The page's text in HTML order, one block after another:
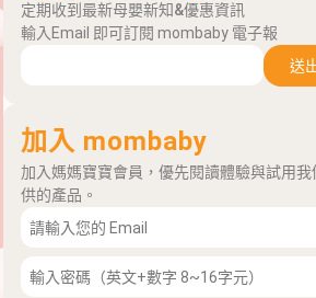
定期收到最新母嬰新知&優惠資訊
輸入Email 即可訂閱 mombaby 電子報
送
加入 mombaby
加入媽媽寶寶會員，優先閱讀體驗與試用我
供的產品。